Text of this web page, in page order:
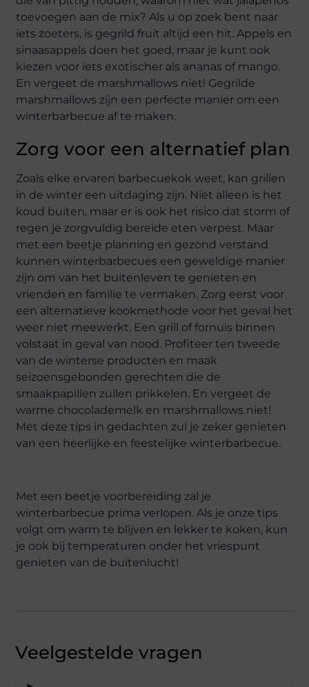
toevoegen aan de mix? Als u op zoek bent naar
iets zoeters, is gegrild fruit altijd een hit. Appels en
sinaasappels doen het goed, maar je kunt ook
kiezen voor iets exotischer als ananas of mango.
En vergeet de marshmallows niet! Gegrilde
marshmallows zijn een perfecte manier om een
winterbarbecue af te maken.
Zorg voor een alternatief plan
Zoals elke ervaren barbecuekok weet, kan grillen
in de winter een uitdaging zijn. Niet alleen is het
koud buiten, maar er is ook het risico dat storm of
regen je zorgvuldig bereide eten verpest. Maar
met een beetje planning en gezond verstand
kunnen winterbarbecues een geweldige manier
zijn om van het buitenleven te genieten en
vrienden en familie te vermaken. Zorg eerst voor
een alternatieve kookmethode voor het geval het
weer niet meewerkt. Een grill of fornuis binnen
volstaat in geval van nood. Profiteer ten tweede
van de winterse producten en maak
seizoensgebonden gerechten die de
smaakpapillen zullen prikkelen. En vergeet de
warme chocolademelk en marshmallows niet!
Met deze tips in gedachten zul je zeker genieten
van een heerlijke en feestelijke winterbarbecue.
Met een beetje voorbereiding zal je
winterbarbecue prima verlopen. Als je onze tips
volgt om warm te blijven en lekker te koken, kun
je ook bij temperaturen onder het vriespunt
genieten van de buitenlucht!
Veelgestelde vragen